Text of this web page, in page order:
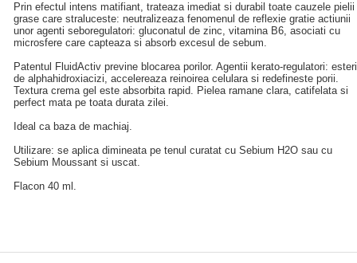
Prin efectul intens matifiant, trateaza imediat si durabil toate cauzele pielii
grase care straluceste: neutralizeaza fenomenul de reflexie gratie actiunii
unor agenti seboregulatori: gluconatul de zinc, vitamina B6, asociati cu
microsfere care capteaza si absorb excesul de sebum.
Patentul FluidActiv previne blocarea porilor. Agentii kerato-regulatori: esteri
de alphahidroxiacizi, accelereaza reinoirea celulara si redefineste porii.
Textura crema gel este absorbita rapid. Pielea ramane clara, catifelata si
perfect mata pe toata durata zilei.
Ideal ca baza de machiaj.
Utilizare: se aplica dimineata pe tenul curatat cu Sebium H2O sau cu
Sebium Moussant si uscat.
Flacon 40 ml.